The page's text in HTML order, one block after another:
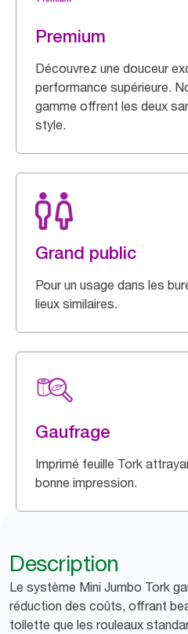
Premium
Découvrez une douceur
performance supérieure.
gamme offrent les deux
style.
Grand public
Pour un usage dans les
lieux similaires.
Gaufrage
Imprimé feuille Tork
bonne impression.
Description
Le système Mini Jumbo Tork
réduction des coûts, offrant
toilette que les rouleaux